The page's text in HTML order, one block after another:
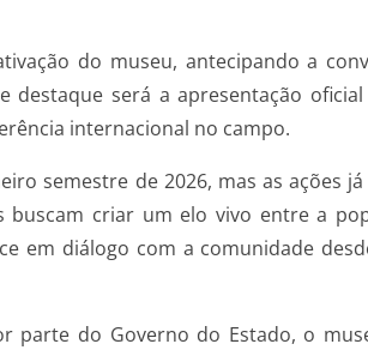
do museu, antecipando a
destaque será a apresentação
internacional no campo.
semestre de 2026, mas as ações
buscam criar um elo vivo entre a
em diálogo com a comunidade
parte do Governo do Estado, o